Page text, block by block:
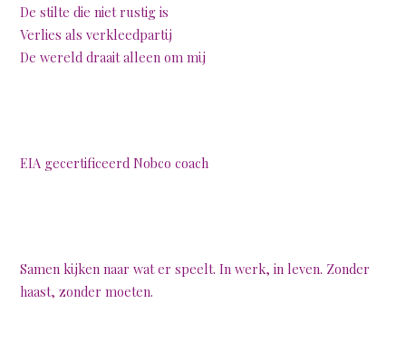
De stilte die niet rustig is
Verlies als verkleedpartij
De wereld draait alleen om mij
EIA gecertificeerd Nobco coach
Samen kijken naar wat er speelt. In werk, in leven. Zonder
haast, zonder moeten.